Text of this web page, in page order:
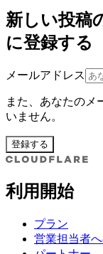
新しい投稿
に登録する
メールアドレス
また、あなたのメ
いません。
登録する
利用開始
プラン
営業担当者